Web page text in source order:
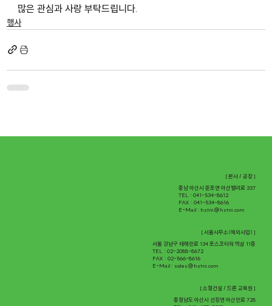
많은 관심과 사랑 부탁드립니다.
행사
[ 본사 / 공장 ]
충남 아산시 둔포면 아산밸리로 337
TEL : 041-534-8612
FAX : 041-534-8616
E-Mail : hstni@hstni.com
[ 서울사무소(해외사업) ]
서울 강남구 테헤란로 134 포스코타워 역삼 11층
TEL : 02-2088-8672
FAX : 02-566-8616
E-Mail : sales@hstni.com
[ 소형건설 / 드론 교육원 ]
충청남도 아산시 선장면 아산만로 728